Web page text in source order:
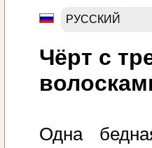
Чёрт с
Одна